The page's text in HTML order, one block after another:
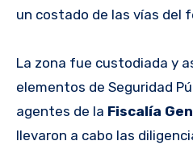
un costado de las vías del
La zona fue custodiada y
elementos de Seguridad
agentes de la Fiscalía
llevaron a cabo las